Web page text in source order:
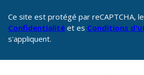
Ce site est protégé par reCAPTCHA,
Confidentialité et es Conditions
s'appliquent.